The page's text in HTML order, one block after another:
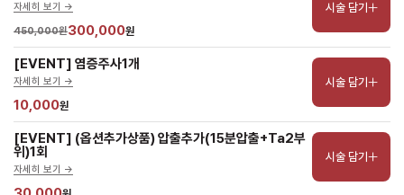
자세히 보기 ->
450,000원300,000원
시술 담기
[EVENT] 염증주사1개
자세히 보기 ->
10,000원
시술 담기
[EVENT] (옵션추가상품) 압출추가(15분압출+Ta2부
위)1회
자세히 보기 ->
시술 담기